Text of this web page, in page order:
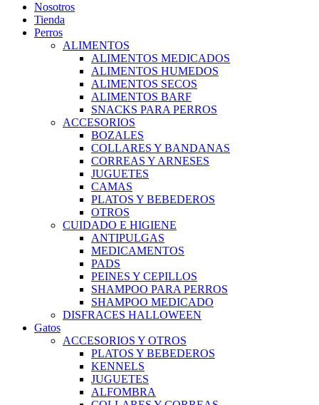
Nosotros
Tienda
Perros
ALIMENTOS
ALIMENTOS MEDICADOS
ALIMENTOS HUMEDOS
ALIMENTOS SECOS
ALIMENTOS BARF
SNACKS PARA PERROS
ACCESORIOS
BOZALES
COLLARES Y BANDANAS
CORREAS Y ARNESES
JUGUETES
CAMAS
PLATOS Y BEBEDEROS
OTROS
CUIDADO E HIGIENE
ANTIPULGAS
MEDICAMENTOS
PADS
PEINES Y CEPILLOS
SHAMPOO PARA PERROS
SHAMPOO MEDICADO
DISFRACES HALLOWEEN
Gatos
ACCESORIOS Y OTROS
PLATOS Y BEBEDEROS
KENNELS
JUGUETES
ALFOMBRA